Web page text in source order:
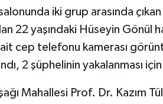
iki grup arasında çıkan
22 yaşındaki Hüseyin Gönül
ait cep telefonu kamerası
2 şüphelinin yakalanması
Mahallesi Prof. Dr. Kazım